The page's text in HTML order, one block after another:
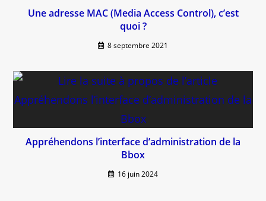
Une adresse MAC (Media Access Control), c’est
quoi ?
8 septembre 2021
Appréhendons l’interface d’administration de la
Bbox
16 juin 2024